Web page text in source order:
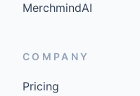
MerchmindAI
COMPANY
Pricing